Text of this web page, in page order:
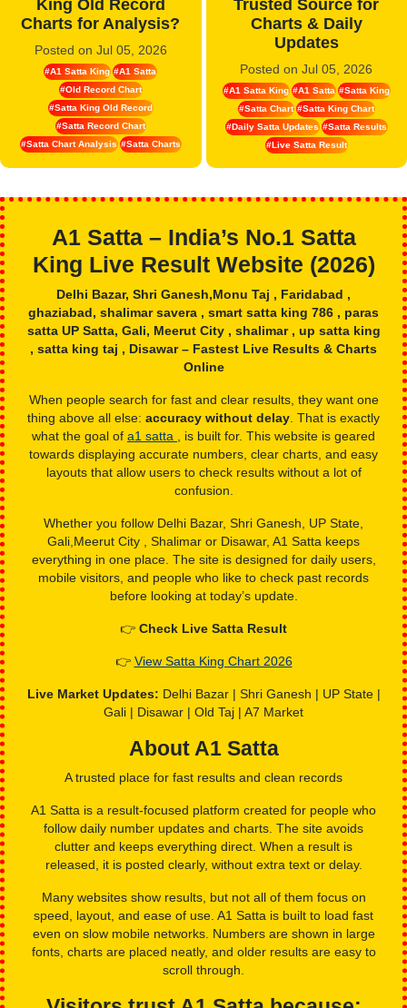
How to Use A1 Satta
King Old Record
Charts for Analysis?
Posted on Jul 05, 2026
#Old Record Chart
#Satta Record Chart
A1 Satta King –
Trusted Source for
Charts & Daily
#Satta Chart
#Satta King Chart
#Daily Satta Updates #Satta Results
#Live Satta Result
A1 Satta – India’s No.1 Satta
Delhi Bazar, Shri Ganesh,Monu Taj , Faridabad ,
ghaziabad, shalimar savera , smart satta king 786 , paras
satta UP Satta, Gali, Meerut City , shalimar , up satta king
, satta king taj , Disawar – Fastest Live Results & Charts
Online
When people search for fast and clear results, they want one
thing above all else:
accuracy without delay . That is exactly
what the goal ofa1 satta, is built for. This website is geared
towards displaying accurate numbers, clear charts, and easy
layouts that allow users to check results without a lot of
Gali,Meerut City , Shalimar or Disawar, A1 Satta keeps
mobile visitors, and people who like to check past records
before looking at today’s update.
👉Check Live Satta Result
👉View Satta King Chart 2026
Live Market Updates:Delhi Bazar | Shri Ganesh | UP State |
Gali | Disawar | Old Taj | A7 Market
About A1 Satta
A trusted place for fast results and clean records
A1 Satta is a result-focused platform created for people who
follow daily number updates and charts. The site avoids
clutter and keeps everything direct. When a result is